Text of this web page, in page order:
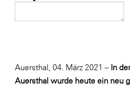
Fressnapf
FRoSTA
Gas Connect Austria
Auersthal, 04. März 2021 – In
Auersthal wurde heute ein neu